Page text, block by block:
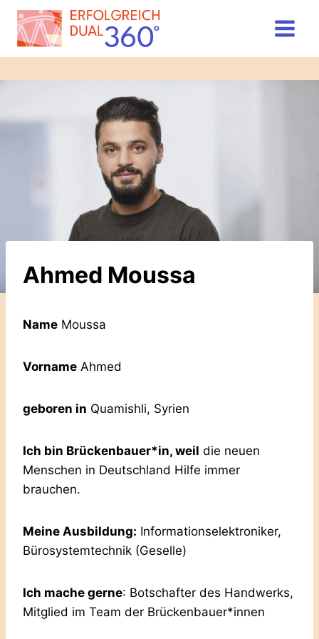
Zum
Inhalt
springen
Ahmed Moussa
Name Moussa
Vorname Ahmed
geboren in Quamishli, Syrien
Ich bin Brückenbauer*in, weil die neuen
Menschen in Deutschland Hilfe immer
brauchen.
Meine Ausbildung: Informationselektroniker,
Bürosystemtechnik (Geselle)
Ich mache gerne: Botschafter des Handwerks,
Mitglied im Team der Brückenbauer*innen